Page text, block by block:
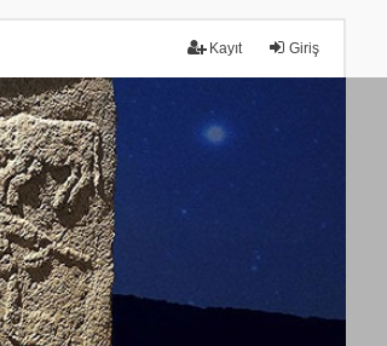
Giriş
Kayıt